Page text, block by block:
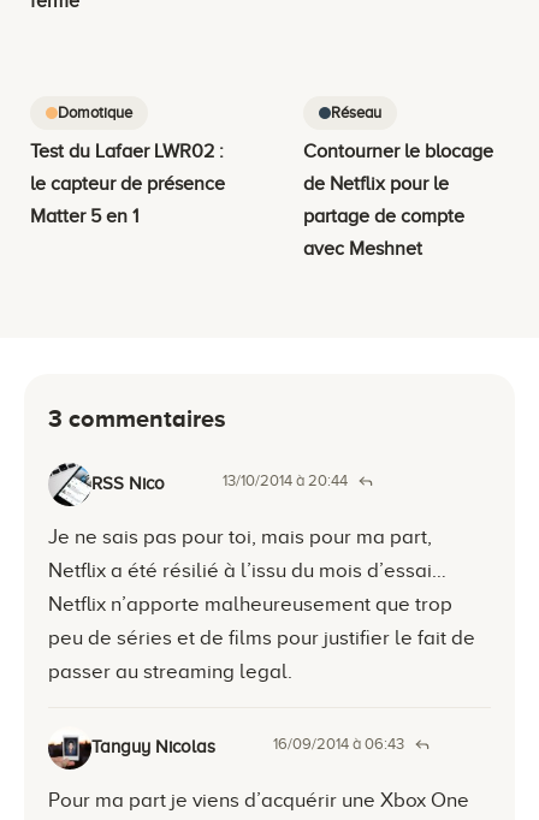
Domotique
Test du Lafaer LWR02 :
le capteur de présence
Matter 5 en 1
Réseau
Contourner le blocage
de Netflix pour le
partage de compte
avec Meshnet
3 commentaires
RSS Nico 13/10/2014 à 20:44
Je ne sais pas pour toi, mais pour ma part,
Netflix a été résilié à l’issu du mois d’essai…
Netflix n’apporte malheureusement que trop
peu de séries et de films pour justifier le fait de
passer au streaming legal.
Tanguy Nicolas 16/09/2014 à 06:43
Pour ma part je viens d’acquérir une Xbox One